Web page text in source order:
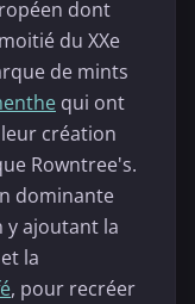
dont
du XXe
de mints
qui ont
création
Rowntree's.
dominante
y ajoutant la
et la
, pour recréer